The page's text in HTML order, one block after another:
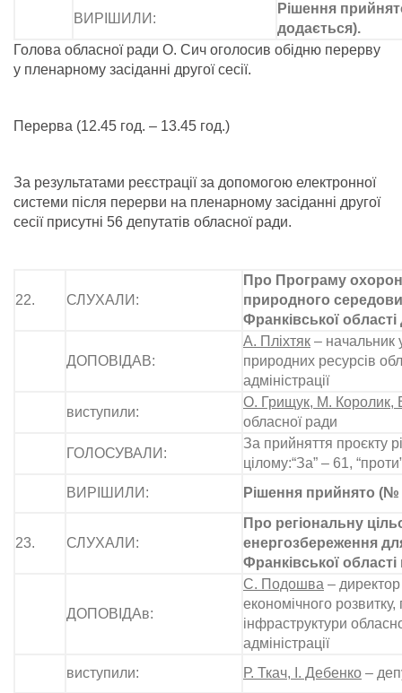
ВИРІШИЛИ:
Рішення
додається).
Голова обласної ради О. Сич оголосив обідню перерву
у пленарному засіданні другої сесії.
Перерва (12.45 год. – 13.45 год.)
За результатами реєстрації за допомогою електронної
системи після перерви на пленарному засіданні другої
сесії присутні 56 депутатів обласної ради.
22. СЛУХАЛИ:
Про Програму
природного
Франківської
ДОПОВІДАВ:
А. Пліхтяк – начальник
природних ресурсів
адміністрації
виступили:
О. Грищук, М. Королик,
обласної ради
ГОЛОСУВАЛИ:
За прийняття проєкту
цілому:“За” – 61,
ВИРІШИЛИ:
Рішення прийнято (№
23. СЛУХАЛИ:
Про регіональну
енергозбере­ження
Франківської області
ДОПОВІДАв:
С. Подошва –
економічного
інфраструктури
адміністрації
виступили:
Р. Ткач, І. Дебенко –